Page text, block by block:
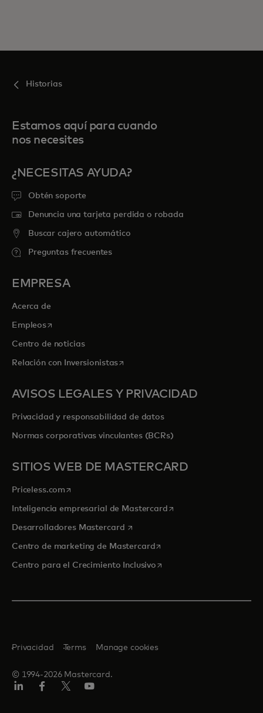
Historias
Estamos aquí para cuando
nos necesites
¿NECESITAS AYUDA?
Obtén soporte
Denuncia una tarjeta perdida o robada
Buscar cajero automático
Preguntas frecuentes
EMPRESA
Acerca de
Empleosse abre en una pestaña nueva
Centro de noticias
Relación con Inversionistasse abre en una pestaña nueva
AVISOS LEGALES Y PRIVACIDAD
Privacidad y responsabilidad de datos
Normas corporativas vinculantes (BCRs)
SITIOS WEB DE MASTERCARD
Priceless.com se abre en una pestaña nueva
Inteligencia empresarial de Mastercardse abre en una pestaña
Desarrolladores Mastercard se abre en una pestaña nueva
Centro de marketing de Mastercardse abre en una pestaña
Centro para el Crecimiento Inclusivose abre en una pestaña
© 1994-2026 Mastercard.
Privacidad Terms Manage cookies